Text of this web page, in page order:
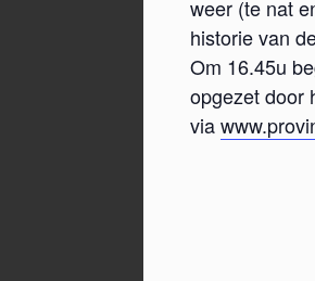
weer (te nat
historie van
Om 16.45u
opgezet door
via